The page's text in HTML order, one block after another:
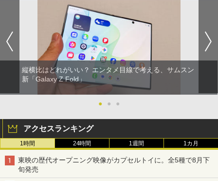
縦横比はどれがいい？ エンタメ目線で考える、サムスン
新「Galaxy Z Fold」
● ● ●
アクセスランキング
1時間 24時間 1週間 1カ月
東映の歴代オープニング映像がカプセルトイに。全5種で8月下
旬発売